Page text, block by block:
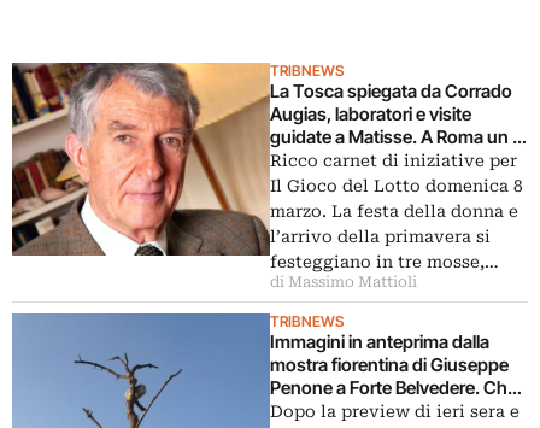
TRIBNEWS
La Tosca spiegata da Corrado
Augias, laboratori e visite
guidate a Matisse. A Roma un 8
marzo con la cultura grazie a Il
Gioco del Lotto
Ricco carnet di iniziative per
Il Gioco del Lotto domenica 8
marzo. La festa della donna e
l’arrivo della primavera si
festeggiano in tre mosse,…
di Massimo Mattioli
TRIBNEWS
Immagini in anteprima dalla
mostra fiorentina di Giuseppe
Penone a Forte Belvedere. Che
riapre anche grazie al sostegno
Dopo la preview di ieri sera e